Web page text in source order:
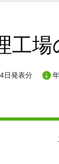
工場
日発表分